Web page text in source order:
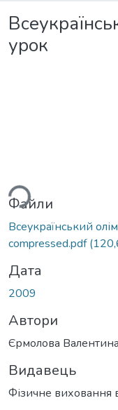
урок
Файли
Всеукраїнський
compressed.pdf
Дата
2009
Автори
Єрмолова
Видавець
Фізичне виховання